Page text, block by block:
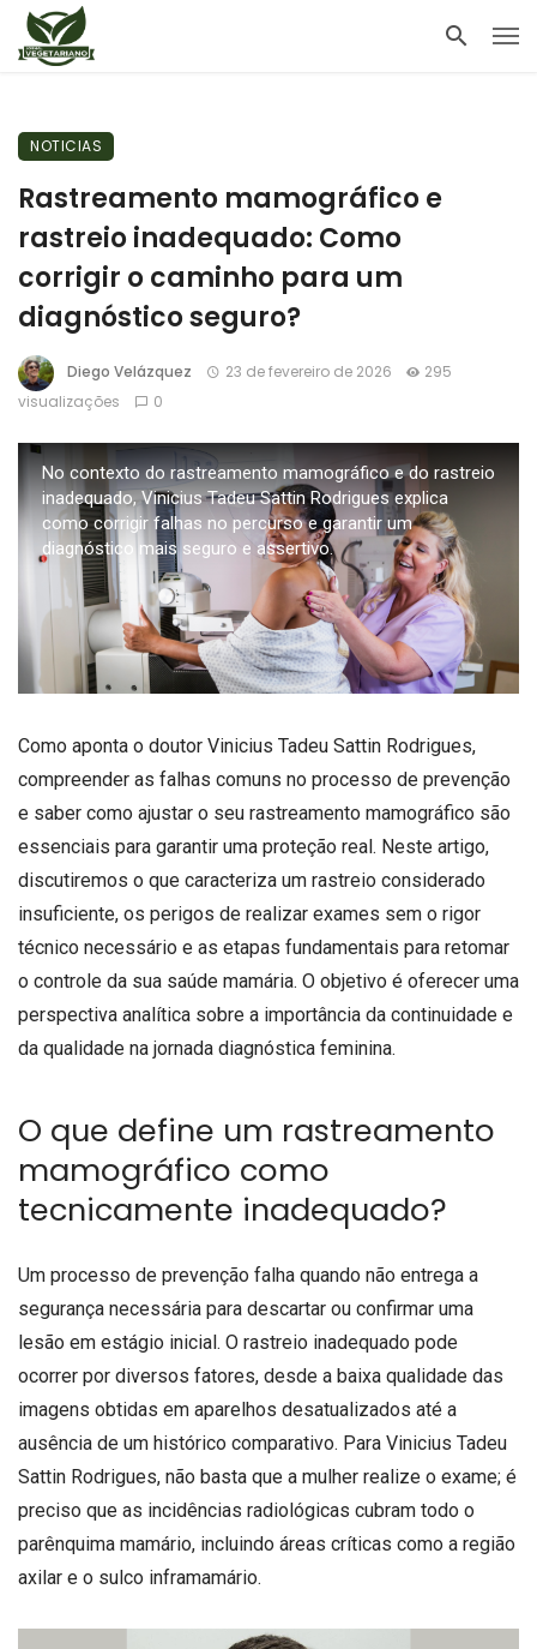
NOTICIAS
Rastreamento mamográfico e
rastreio inadequado: Como
corrigir o caminho para um
diagnóstico seguro?
Diego Velázquez 23 de fevereiro de 2026
295
visualizações
0
No contexto do rastreamento mamográfico e do rastreio
inadequado, Vinicius Tadeu Sattin Rodrigues explica
como corrigir falhas no percurso e garantir um
diagnóstico mais seguro e assertivo.
Como aponta o doutor Vinicius Tadeu Sattin Rodrigues,
compreender as falhas comuns no processo de prevenção
e saber como ajustar o seu rastreamento mamográfico são
essenciais para garantir uma proteção real. Neste artigo,
discutiremos o que caracteriza um rastreio considerado
insuficiente, os perigos de realizar exames sem o rigor
técnico necessário e as etapas fundamentais para retomar
o controle da sua saúde mamária. O objetivo é oferecer uma
perspectiva analítica sobre a importância da continuidade e
da qualidade na jornada diagnóstica feminina.
O que define um rastreamento
mamográfico como
tecnicamente inadequado?
Um processo de prevenção falha quando não entrega a
segurança necessária para descartar ou confirmar uma
lesão em estágio inicial. O rastreio inadequado pode
ocorrer por diversos fatores, desde a baixa qualidade das
imagens obtidas em aparelhos desatualizados até a
ausência de um histórico comparativo. Para Vinicius Tadeu
Sattin Rodrigues, não basta que a mulher realize o exame; é
preciso que as incidências radiológicas cubram todo o
parênquima mamário, incluindo áreas críticas como a região
axilar e o sulco inframamário.